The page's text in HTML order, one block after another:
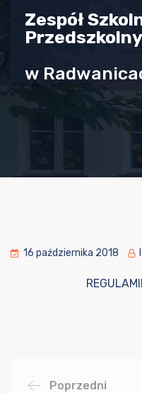
Zespół
Przedszkolny
w
16 października 2018
Poprzedni